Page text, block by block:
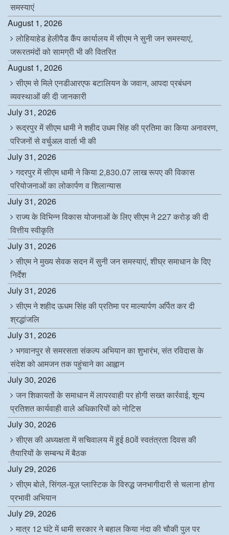
समस्याएं
August 1, 2026
लोहियाहेड हेलीपैड कैंप कार्यालय में सीएम ने सुनी जन समस्याएं,
जरूरतमंदों को सामग्री भी की वितरित
August 1, 2026
सीएम से मिले एनडीआरएफ बटालियन के जवान, आपदा प्रबंधन
व्यवस्थाओं की दी जानकारी
July 31, 2026
रूद्रपुर में सीएम धामी ने शहीद उधम सिंह की प्रतिमा का किया अनावरण,
परिजनों से वर्चुअल वार्ता भी की
July 31, 2026
गदरपुर में सीएम धामी ने किया 2,830.07 लाख रूपए की विकास
परियोजनाओं का लोकार्पण व शिलान्यास
July 31, 2026
राज्य के विभिन्न विकास योजनाओं के लिए सीएम ने 227 करोड़ की दी
वित्तीय स्वीकृति
July 31, 2026
सीएम ने मुख्य सेवक सदन में सुनी जन समस्याएं, शीघ्र समाधान के दिए
निर्देश
July 31, 2026
सीएम ने शहीद ऊधम सिंह की प्रतिमा पर माल्यार्पण अर्पित कर दी
श्रद्धांजलि
July 31, 2026
भगवानपुर से समरसता संकल्प अभियान का शुभारंभ, संत रविदास के
संदेश को आमजन तक पहुंचाने का आह्वान
July 30, 2026
जन शिकायतों के समाधान में लापरवाही पर होगी सख्त कार्रवाई, शून्य
प्रतिशत कार्यवाही वाले अधिकारियों को नोटिस
July 30, 2026
सीएस की अध्यक्षता में सचिवालय में हुई 80वें स्वतंत्रता दिवस की
तैयारियों के सम्बन्ध में बैठक
July 29, 2026
सीएम बोले, सिंगल-यूज़ प्लास्टिक के विरुद्ध जनभागीदारी से चलाना होगा
प्रभावी अभियान
July 29, 2026
मात्र 12 घंटे में धामी सरकार ने बहाल किया नंदा की चौकी पुल पर